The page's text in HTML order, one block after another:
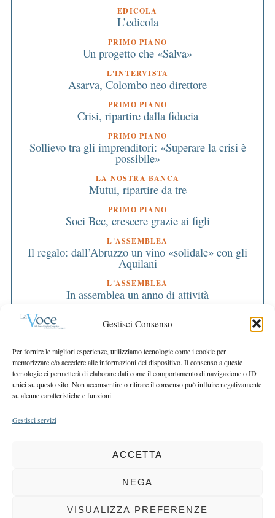
Gestisci Consenso
Per fornire le migliori esperienze, utilizziamo tecnologie come i cookie per
memorizzare e/o accedere alle informazioni del dispositivo. Il consenso a queste
tecnologie ci permetterà di elaborare dati come il comportamento di navigazione o ID
unici su questo sito. Non acconsentire o ritirare il consenso può influire negativamente
su alcune caratteristiche e funzioni.
Gestisci servizi
ACCETTA
NEGA
VISUALIZZA PREFERENZE
EDICOLA
L’edicola
PRIMO PIANO
Un progetto che «Salva»
L'INTERVISTA
Asarva, Colombo neo direttore
PRIMO PIANO
Crisi, ripartire dalla fiducia
PRIMO PIANO
Sollievo tra gli imprenditori: «Superare la crisi è
possibile»
LA NOSTRA BANCA
Mutui, ripartire da tre
PRIMO PIANO
Soci Bcc, crescere grazie ai figli
L'ASSEMBLEA
Il regalo: dall’Abruzzo un vino «solidale» con gli
Aquilani
L'ASSEMBLEA
In assemblea un anno di attività
I Soci approvano il bilancio 2009
Quattro contromosse alla crisi
EDITORIALE PRESIDENTE
Continuiamo a essere Banca
COPYRIGHT 2025 LA VOCE |PRIVACY
BCC DI BUSTO GAROLFO E BUGUGGIATE